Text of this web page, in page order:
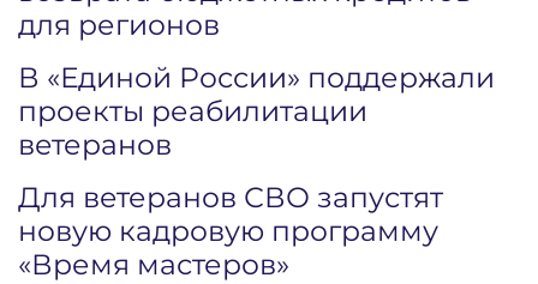
для регионов
В «Единой России» поддержали
проекты реабилитации
ветеранов
Для ветеранов СВО запустят
новую кадровую программу
«Время мастеров»